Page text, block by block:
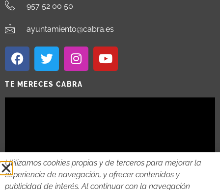
957 52 00 50
ayuntamiento@cabra.es
TE MERECES CABRA
Utilizamos cookies propias y de terceros para mejorar la
experiencia de navegación, y ofrecer contenidos y
publicidad de interés. Al continuar con la navegación